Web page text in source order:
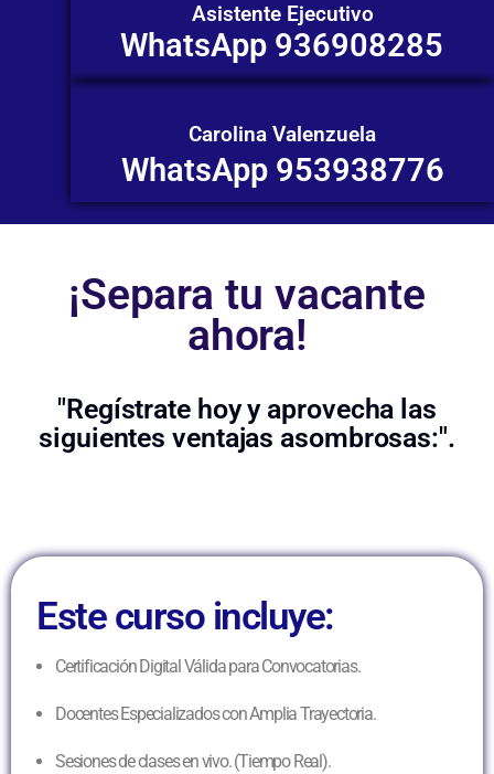
Asistente Ejecutivo
WhatsApp 936908285
Carolina Valenzuela
WhatsApp 953938776
¡Separa tu vacante
ahora!
"Regístrate hoy y aprovecha las
siguientes ventajas asombrosas:".
Este curso incluye:
Certificación Digital Válida para Convocatorias.
Docentes Especializados con Amplia Trayectoria.
Sesiones de clases en vivo. (Tiempo Real).